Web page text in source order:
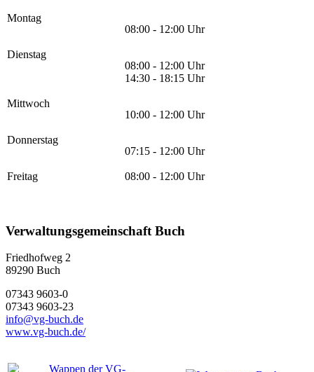
Montag
08:00 - 12:00 Uhr
Dienstag
08:00 - 12:00 Uhr
14:30 - 18:15 Uhr
Mittwoch
10:00 - 12:00 Uhr
Donnerstag
07:15 - 12:00 Uhr
Freitag 08:00 - 12:00 Uhr
Verwaltungsgemeinschaft Buch
Friedhofweg 2
89290 Buch
07343 9603-0
07343 9603-23
info@vg-buch.de
www.vg-buch.de/